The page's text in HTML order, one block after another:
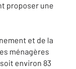
proposer une
et de la
ménagères
environ 83